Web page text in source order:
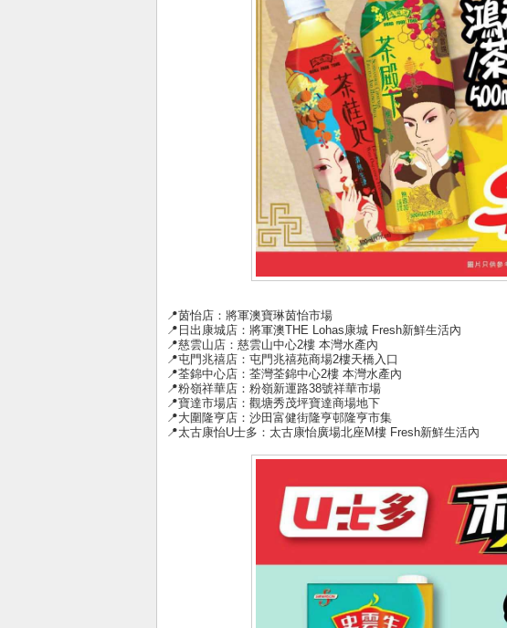
📍茵怡店：將軍澳寶琳茵怡市場
📍日出康城店：將軍澳THE Lohas康城 Fresh新鮮生活內
📍慈雲山店：慈雲山中心2樓 本灣水產內
📍屯門兆禧店：屯門兆禧苑商場2樓天橋入口
📍荃錦中心店：荃灣荃錦中心2樓 本灣水產內
📍粉嶺祥華店：粉嶺新運路38號祥華市場
📍寶達市場店：觀塘秀茂坪寶達商場地下
📍大圍隆亨店：沙田富健街隆亨邨隆亨市集
📍太古康怡U士多：太古康怡廣場北座M樓 Fresh新鮮生活內